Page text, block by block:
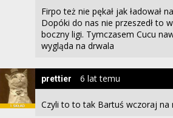
Firpo też nie pękał jak ładował
Dopóki do nas nie przeszedł to
boczny ligi. Tymczasem Cucu
wygląda na drwala
Czyli to to tak Bartuś wczoraj na
prettier 6 lat temu